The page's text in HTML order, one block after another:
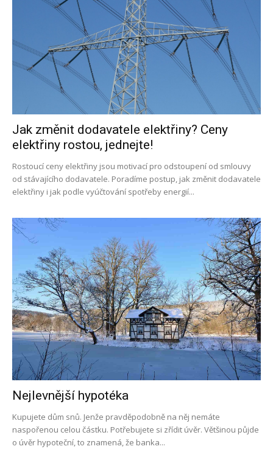
Jak změnit dodavatele elektřiny? Ceny
elektřiny rostou, jednejte!
Rostoucí ceny elektřiny jsou motivací pro odstoupení od smlouvy
od stávajícího dodavatele. Poradíme postup, jak změnit dodavatele
elektřiny i jak podle vyúčtování spotřeby energií...
Nejlevnější hypotéka
Kupujete dům snů. Jenže pravděpodobně na něj nemáte
naspořenou celou částku. Potřebujete si zřídit úvěr. Většinou půjde
o úvěr hypoteční, to znamená, že banka...